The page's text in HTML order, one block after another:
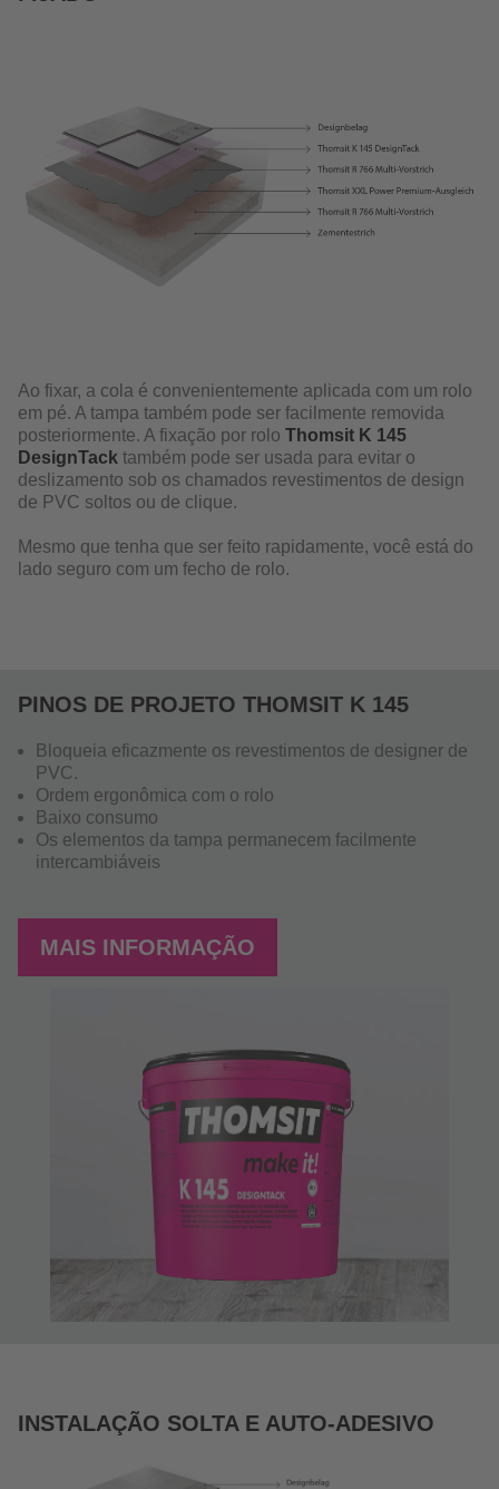
Ao fixar, a cola é convenientemente aplicada com um rolo
em pé. A tampa também pode ser facilmente removida
posteriormente. A fixação por rolo Thomsit K 145
DesignTack também pode ser usada para evitar o
deslizamento sob os chamados revestimentos de design
de PVC soltos ou de clique.
Mesmo que tenha que ser feito rapidamente, você está do
lado seguro com um fecho de rolo.
PINOS DE PROJETO THOMSIT K 145
Bloqueia eficazmente os revestimentos de designer de
PVC.
Ordem ergonômica com o rolo
Baixo consumo
Os elementos da tampa permanecem facilmente
intercambiáveis
MAIS INFORMAÇÃO
INSTALAÇÃO SOLTA E AUTO-ADESIVO